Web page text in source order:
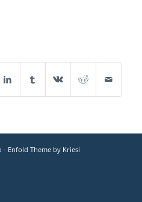
- Enfold Theme by Kriesi